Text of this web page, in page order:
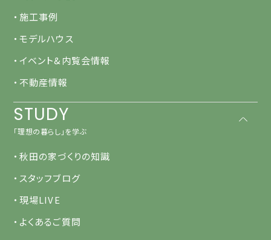
・施工事例
・モデルハウス
・イベント&内覧会情報
・不動産情報
STUDY
「理想の暮らし」を学ぶ
・秋田の家づくりの知識
・スタッフブログ
・現場LIVE
・よくあるご質問